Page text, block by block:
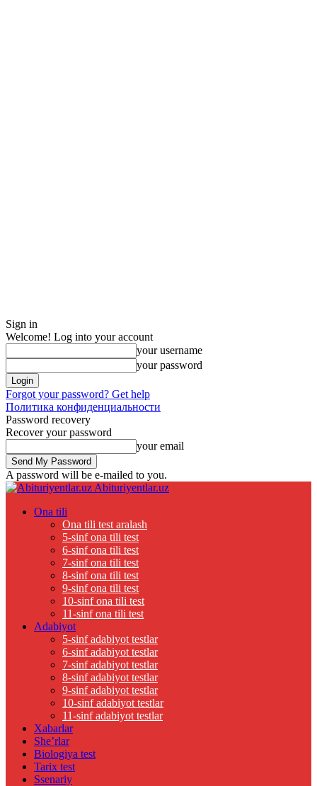
Sign in
Welcome! Log into your account
your username
your password
Forgot your password? Get help
Политика конфиденциальности
Password recovery
Recover your password
your email
A password will be e-mailed to you.
Abituriyentlar.uz
Ona tili
Ona tili test aralash
5-sinf ona tili test
6-sinf ona tili test
7-sinf ona tili test
8-sinf ona tili test
9-sinf ona tili test
10-sinf ona tili test
11-sinf ona tili test
Adabiyot
5-sinf adabiyot testlar
6-sinf adabiyot testlar
7-sinf adabiyot testlar
8-sinf adabiyot testlar
9-sinf adabiyot testlar
10-sinf adabiyot testlar
11-sinf adabiyot testlar
Xabarlar
She’rlar
Biologiya test
Tarix test
Ssenariy